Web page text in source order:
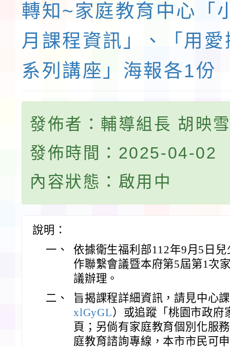
轉知~家庭教育中心「
月課程資訊」、「用
系列講座」海報各1份
發佈者：輔導組長 胡映
發佈時間：2025-04-02
內容狀態：啟用中
說明：
一、
依據衛生福利部112年9月5日
作聯繫會議暨本府第5屆第1次
議辦理。
二、
旨揭課程詳細資訊，請見中心
xlGyGL）或追蹤「桃園市政府
頁；另倘有家庭教育個別化服
庭教育諮詢專線，本市市民可